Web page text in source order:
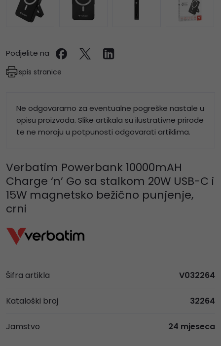
Podjelite na
Ispis stranice
Ne odgovaramo za eventualne pogreške nastale u
opisu proizvoda. Slike artikala su ilustrativne prirode
te ne moraju u potpunosti odgovarati artiklima.
Verbatim Powerbank 10000mAH
Charge ‘n’ Go sa stalkom 20W USB-C i
15W magnetsko bežično punjenje,
crni
Šifra artikla V032264
Kataloški broj 32264
Jamstvo 24 mjeseca